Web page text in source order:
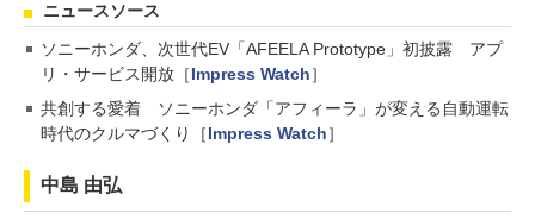
ニュースソース
ソニーホンダ、次世代EV「AFEELA Prototype」初披露 アプ
リ・サービス開放［Impress Watch］
共創する愛着 ソニーホンダ「アフィーラ」が変える自動運転
時代のクルマづくり［Impress Watch］
中島 由弘